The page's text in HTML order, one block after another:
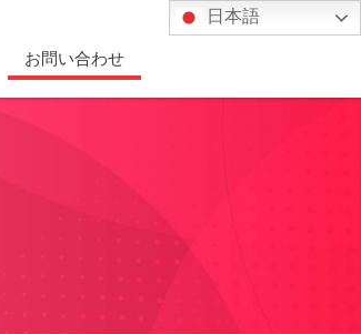
お問い合わせ
日本語